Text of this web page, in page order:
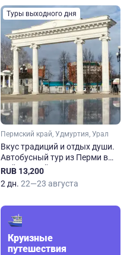
Туры выходного дня
Пермский край, Удмуртия, Урал
Вкус традиций и отдых души.
Автобусный тур из Перми в
Чайковский и Воткинск
RUB 13,200
2 дн. 22—23 августа
Круизные
путешествия